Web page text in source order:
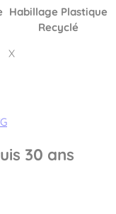
Habillage Plastique
Recyclé
X
30 ans